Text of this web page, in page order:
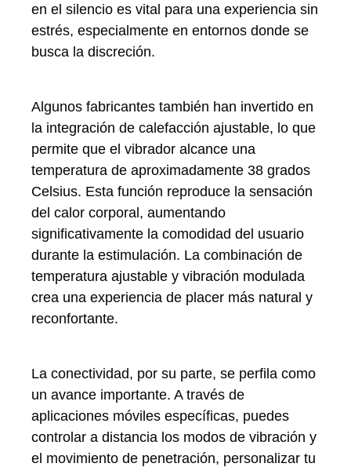
en el silencio es vital para una experiencia sin
estrés, especialmente en entornos donde se
busca la discreción.
Algunos fabricantes también han invertido en
la integración de calefacción ajustable, lo que
permite que el vibrador alcance una
temperatura de aproximadamente 38 grados
Celsius. Esta función reproduce la sensación
del calor corporal, aumentando
significativamente la comodidad del usuario
durante la estimulación. La combinación de
temperatura ajustable y vibración modulada
crea una experiencia de placer más natural y
reconfortante.
La conectividad, por su parte, se perfila como
un avance importante. A través de
aplicaciones móviles específicas, puedes
controlar a distancia los modos de vibración y
el movimiento de penetración, personalizar tu